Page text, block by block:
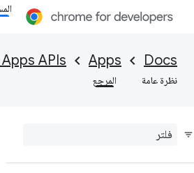
Docs
Apps
APIs
نظرة عامة المرجع